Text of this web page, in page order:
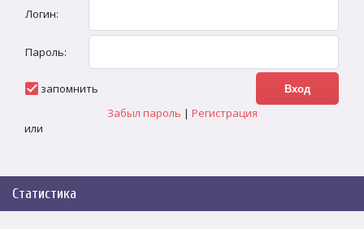
Логин:
Пароль:
запомнить
Забыл пароль | Регистрация
или
Статистика